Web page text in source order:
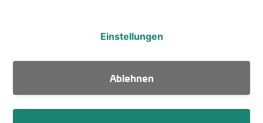
WdKA Ticker abonnieren
Ablehnen
Einstellungen